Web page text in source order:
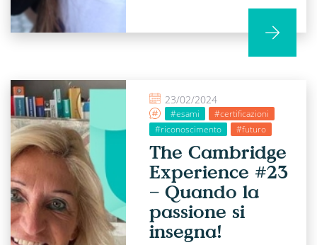
23/02/2024
#esami
#certificazioni
#riconoscimento
#futuro
The Cambridge
Experience #23
– Quando la
passione si
insegna!